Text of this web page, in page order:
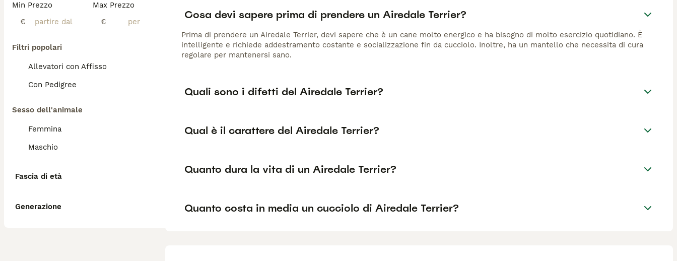
Min Prezzo
€
Max Prezzo
€
Filtri popolari
Allevatori con Affisso
Con Pedigree
Sesso dell'animale
Femmina
Maschio
Fascia di età
Generazione
Cosa devi sapere prima di prendere un Airedale Terrier?
Prima di prendere un Airedale Terrier, devi sapere che è un cane molto energico e ha bisogno di molto esercizio quotidiano. È
intelligente e richiede addestramento costante e socializzazione fin da cucciolo. Inoltre, ha un mantello che necessita di cura
regolare per mantenersi sano.
Quali sono i difetti del Airedale Terrier?
Qual è il carattere del Airedale Terrier?
Quanto dura la vita di un Airedale Terrier?
Quanto costa in media un cucciolo di Airedale Terrier?